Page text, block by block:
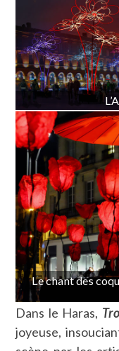
Le chant des
Dans le Haras,
joyeuse,